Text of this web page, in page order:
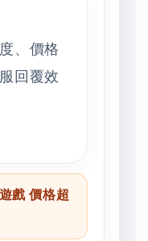
、價格
回覆效
戲 價格超